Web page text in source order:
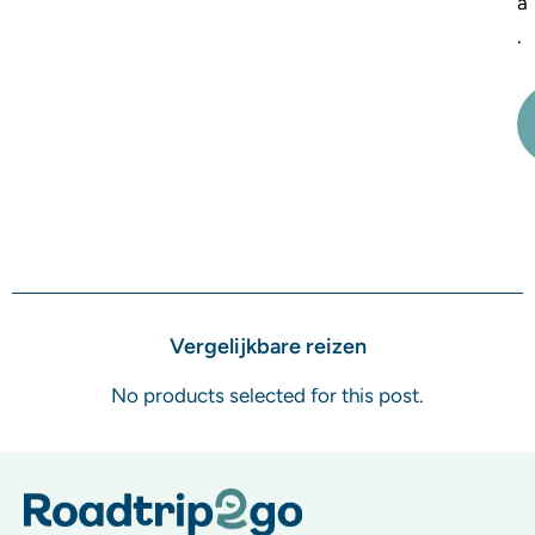
.
Vergelijkbare reizen
No products selected for this post.